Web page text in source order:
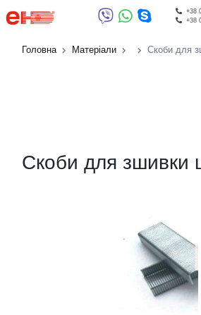
+38
+38
Головна Матеріали Скоби для
Скоби для зшивки